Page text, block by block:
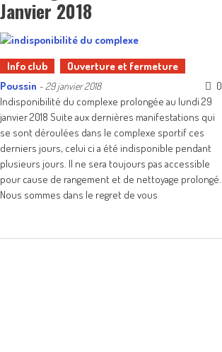
Janvier 2018
Info club
Ouverture et fermeture
Poussin - 29 janvier 2018
0
Indisponibilité du complexe prolongée au lundi 29
janvier 2018 Suite aux dernières manifestations qui
se sont déroulées dans le complexe sportif ces
derniers jours, celui ci a été indisponible pendant
plusieurs jours. Il ne sera toujours pas accessible
pour cause de rangement et de nettoyage prolongé.
Nous sommes dans le regret de vous